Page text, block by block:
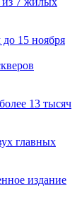
15 ноября
13 тысяч
главных
издание